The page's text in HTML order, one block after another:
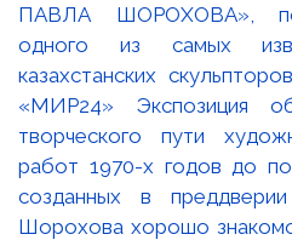
ПАВЛА ШОРОХОВА»,
одного из самых
казахстанских
«МИР24» Экспозиция
творческого пути
работ 1970-х годов до
созданных в
Шорохова хорошо